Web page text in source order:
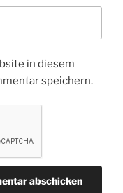
in diesem
speichern.